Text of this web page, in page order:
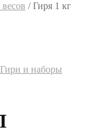
/Гиря 1 кг
Гири и наборы